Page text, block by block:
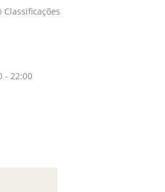
Classificações
- 22:00